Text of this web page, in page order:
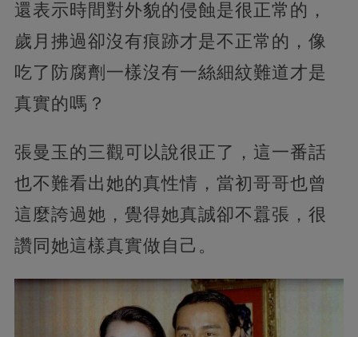
還表示時間對外貌的侵蝕是很正常的，
歲月拂過卻沒有痕跡才是不正常的，像
吃了防腐劑一樣沒有一絲細紋難道才是
真實的嗎？
張曼玉的三觀可以說很正了，這一番話
也不難看出她的真性情，當初哥哥也曾
這麼誇過她，覺得她真誠卻不囂張，很
讚同她這樣真實做自己。